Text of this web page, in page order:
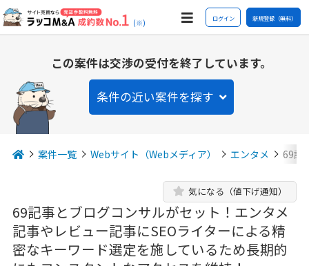
(※) ログイン 新規登録（無料）
この案件は交渉の受付を終了しています。
条件の近い案件を探す
案件一覧 Webサイト（Webメディア） エンタメ 69記
69記事とブログコンサルがセット！エンタメ
記事やレビュー記事にSEOライターによる精
密なキーワード選定を施しているため長期的
気になる（値下げ通知）